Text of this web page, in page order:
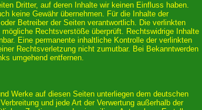
Dritter, auf deren Inhalte wir keinen Einfluss haben.
keine Gewähr übernehmen. Für die Inhalte der
Betreiber der Seiten verantwortlich. Die verlinkten
Rechtsverstöße überprüft. Rechtswidrige Inhalte
Eine permanente inhaltliche Kontrolle der verlinkten
Rechtsverletzung nicht zumutbar. Bei Bekanntwerden
umgehend entfernen.
Werke auf diesen Seiten unterliegen dem deutschen
und jede Art der Verwertung außerhalb der